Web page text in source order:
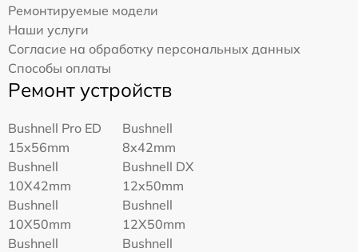
Ремонтируемые модели
Наши услуги
Согласие на обработку персональных данных
Способы оплаты
Ремонт устройств
Bushnell Pro ED
15x56mm
Bushnell
8x42mm
Bushnell
10X42mm
Bushnell DX
12x50mm
Bushnell
10X50mm
Bushnell
12X50mm
Bushnell
Bushnell